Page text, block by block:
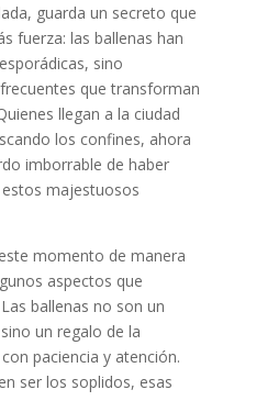
guarda un secreto que
fuerza: las ballenas han
sino
que transforman
llegan a la ciudad
los confines, ahora
imborrable de haber
majestuosos
momento de manera
aspectos que
ballenas no son un
un regalo de la
paciencia y atención.
ser los soplidos, esas